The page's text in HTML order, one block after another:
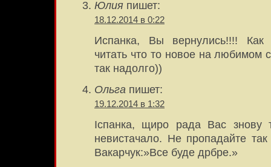
Юлия пишет:
18.12.2014 в 0:22
Испанка, Вы вернулись!!!! Как
читать что то новое на любимом
так надолго))
Ольга пишет:
19.12.2014 в 1:32
Іспанка, щиро рада Вас знову
невистачало. Не пропадайте
Вакарчук:»Все буде дрбре.»